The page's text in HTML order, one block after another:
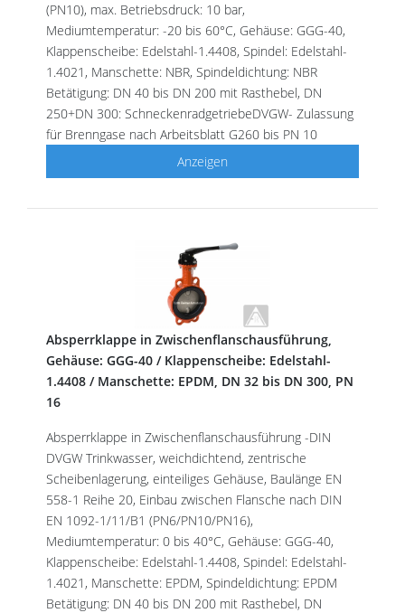
(PN10), max. Betriebsdruck: 10 bar,
Mediumtemperatur: -20 bis 60°C, Gehäuse: GGG-40,
Klappenscheibe: Edelstahl-1.4408, Spindel: Edelstahl-
1.4021, Manschette: NBR, Spindeldichtung: NBR
Betätigung: DN 40 bis DN 200 mit Rasthebel, DN
250+DN 300: SchneckenradgetriebeDVGW- Zulassung
für Brenngase nach Arbeitsblatt G260 bis PN 10
Anzeigen
Absperrklappe in Zwischenflanschausführung,
Gehäuse: GGG-40 / Klappenscheibe: Edelstahl-
1.4408 / Manschette: EPDM, DN 32 bis DN 300, PN
16
Absperrklappe in Zwischenflanschausführung -DIN
DVGW Trinkwasser, weichdichtend, zentrische
Scheibenlagerung, einteiliges Gehäuse, Baulänge EN
558-1 Reihe 20, Einbau zwischen Flansche nach DIN
EN 1092-1/11/B1 (PN6/PN10/PN16),
Mediumtemperatur: 0 bis 40°C, Gehäuse: GGG-40,
Klappenscheibe: Edelstahl-1.4408, Spindel: Edelstahl-
1.4021, Manschette: EPDM, Spindeldichtung: EPDM
Betätigung: DN 40 bis DN 200 mit Rasthebel, DN